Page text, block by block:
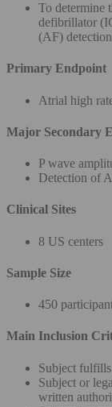
To determine
defibrillator
(AF) detection
Primary Endpoint
Atrial high
Major Secondary
P wave
Detection of
Clinical Sites
8 US centers
Sample Size
450
Main Inclusion
Subject
Subject or
written